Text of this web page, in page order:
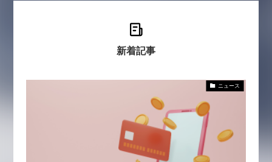
新着記事
ニュース